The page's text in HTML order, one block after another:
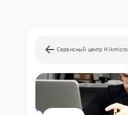
Сервисный центр Hikmicro